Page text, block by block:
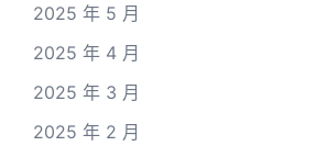
2025 年 5 月
2025 年 4 月
2025 年 3 月
2025 年 2 月